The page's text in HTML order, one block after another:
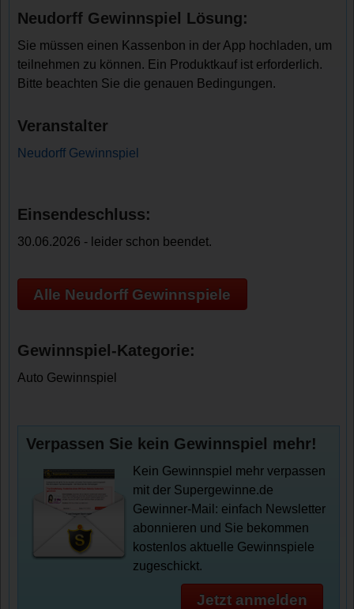
Neudorff Gewinnspiel Lösung:
Sie müssen einen Kassenbon in der App hochladen, um
teilnehmen zu können. Ein Produktkauf ist erforderlich.
Bitte beachten Sie die genauen Bedingungen.
Veranstalter
Neudorff Gewinnspiel
Einsendeschluss:
30.06.2026 - leider schon beendet.
Alle Neudorff Gewinnspiele
Gewinnspiel-Kategorie:
Auto Gewinnspiel
Verpassen Sie kein Gewinnspiel mehr!
Kein Gewinnspiel mehr verpassen
mit der Supergewinne.de
Gewinner-Mail: einfach Newsletter
abonnieren und Sie bekommen
kostenlos aktuelle Gewinnspiele
zugeschickt.
Jetzt anmelden